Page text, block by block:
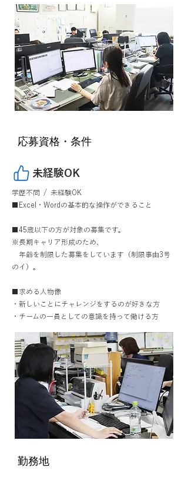
応募資格・条件
未経験OK
学歴不問 / 未経験OK
■Excel・Wordの基本的な操作ができること
■45歳以下の方が対象の募集です。
※長期キャリア形成のため、
年齢を制限した募集をしています（制限事由3号
のイ）。
■求める人物像
・新しいことにチャレンジをするのが好きな方
・チームの一員としての意識を持って働ける方
勤務地